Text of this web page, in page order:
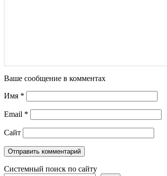
Ваше сообщение в комментах
Имя *
Email *
Сайт
Системный поиск по сайту